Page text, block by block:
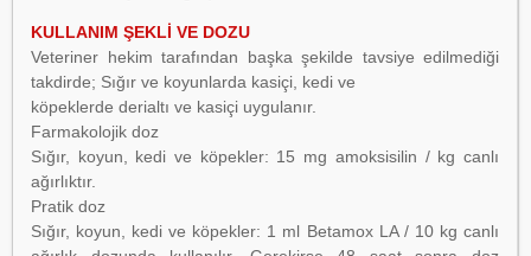
KULLANIM ŞEKLİ VE DOZU
Veteriner hekim tarafından başka şekilde tavsiye edilmediği
takdirde; Sığır ve koyunlarda kasiçi, kedi ve
köpeklerde derialtı ve kasiçi uygulanır.
Farmakolojik doz
Sığır, koyun, kedi ve köpekler: 15 mg amoksisilin / kg canlı
ağırlıktır.
Pratik doz
Sığır, koyun, kedi ve köpekler: 1 ml Betamox LA / 10 kg canlı